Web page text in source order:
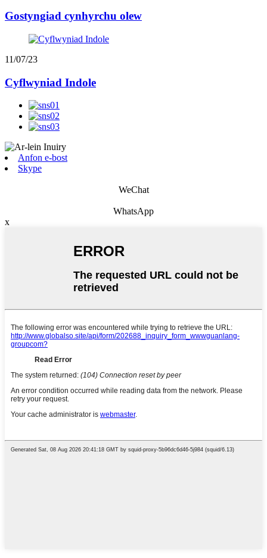
Gostyngiad cynhyrchu olew
11/07/23
Cyflwyniad Indole
Anfon e-bost
Skype
WeChat
WhatsApp
x